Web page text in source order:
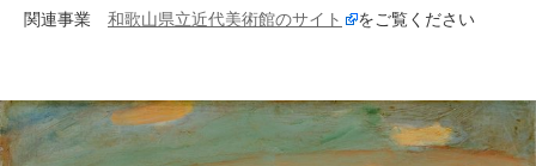
関連事業 和歌山県立近代美術館のサイト をご覧ください